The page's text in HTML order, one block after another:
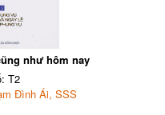
như hôm nay
T2
Đình Ái, SSS